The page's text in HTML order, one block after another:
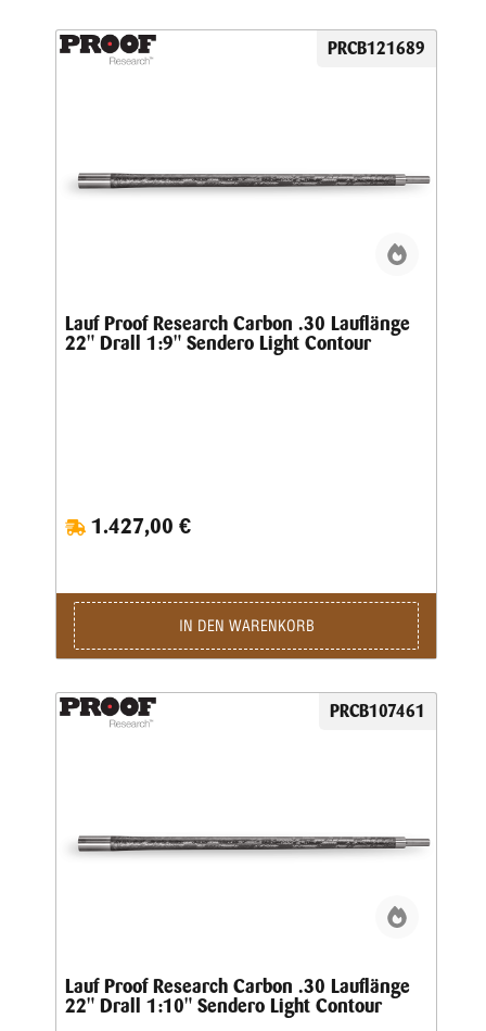
PRCB121689
Lauf Proof Research Carbon .30 Lauflänge
22" Drall 1:9" Sendero Light Contour
1.427,00 €
IN DEN WARENKORB
PRCB107461
Lauf Proof Research Carbon .30 Lauflänge
22" Drall 1:10" Sendero Light Contour